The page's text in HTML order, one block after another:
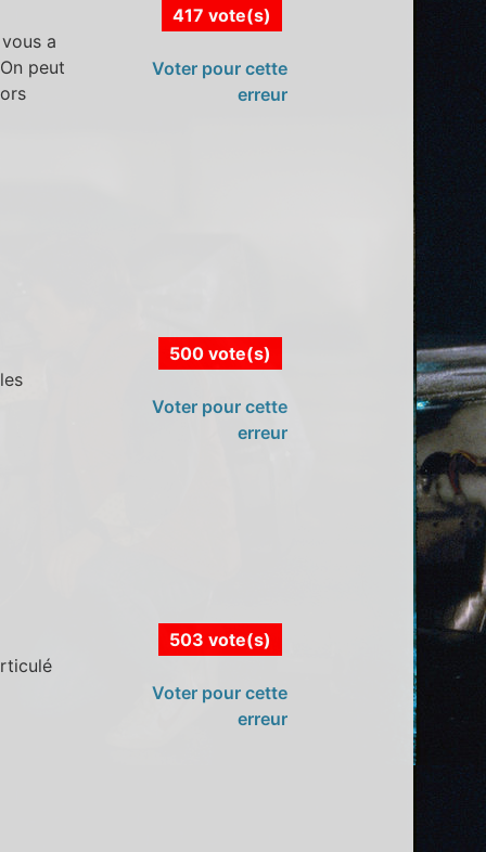
a
peut
417 vote(s)
Voter pour cette
erreur
500 vote(s)
Voter pour cette
erreur
503 vote(s)
Voter pour cette
erreur